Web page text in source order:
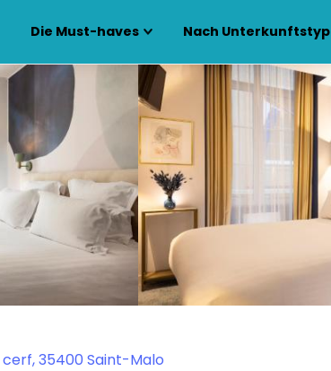
Die Must-haves Nach Unterkunftstyp
35400 Saint-Malo